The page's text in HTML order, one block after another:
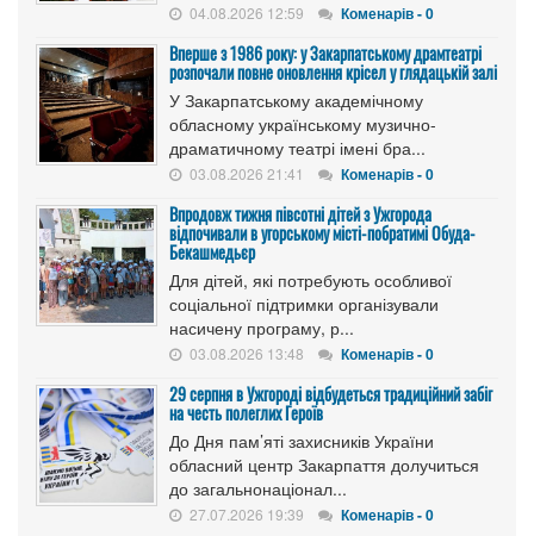
04.08.2026 12:59 Коменарів - 0
Вперше з 1986 року: у Закарпатському драмтеатрі
розпочали повне оновлення крісел у глядацькій залі
У Закарпатському академічному
обласному українському музично-
драматичному театрі імені бра...
03.08.2026 21:41 Коменарів - 0
Впродовж тижня півсотні дітей з Ужгорода
відпочивали в угорському місті-побратимі Обуда-
Бекашмедьєр
Для дітей, які потребують особливої
соціальної підтримки організували
насичену програму, р...
03.08.2026 13:48 Коменарів - 0
29 серпня в Ужгороді відбудеться традиційний забіг
на честь полеглих Героїв
До Дня пам’яті захисників України
обласний центр Закарпаття долучиться
до загальнонаціонал...
27.07.2026 19:39 Коменарів - 0